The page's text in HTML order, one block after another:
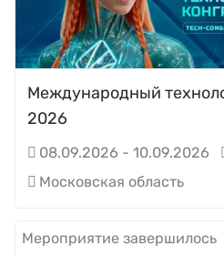
Международный
2026
08.09.2026 - 10.09.2026
Московская область
Мероприятие завершилось